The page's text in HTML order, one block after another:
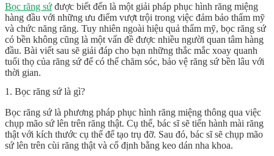
Bọc răng sứ được biết đến là một giải pháp phục hình răng miệng
hàng đầu với những ưu điểm vượt trội trong việc đảm bảo thẩm mỹ
và chức năng răng. Tuy nhiên ngoài hiệu quả thẩm mỹ, bọc răng sứ
có bền không cũng là một vấn đề được nhiều người quan tâm hàng
đầu. Bài viết sau sẽ giải đáp cho bạn những thắc mắc xoay quanh
tuổi thọ của răng sứ để có thể chăm sóc, bảo vệ răng sứ bền lâu với
thời gian.
1. Bọc răng sứ là gì?
Bọc răng sứ là phương pháp phục hình răng miệng thông qua việc
chụp mão sứ lên trên răng thật. Cụ thể, bác sĩ sẽ tiến hành mài răng
thật với kích thước cụ thể để tạo trụ đỡ. Sau đó, bác sĩ sẽ chụp mão
sứ lên trên cùi răng thật và cố định bằng keo dán nha khoa.